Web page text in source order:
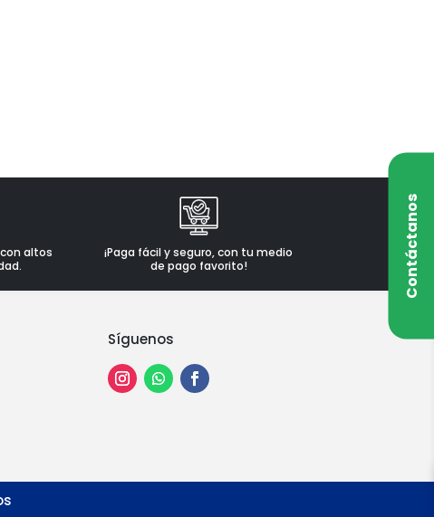
altos
¡Paga fácil y seguro, con tu medio
de pago favorito!
Contáctanos
Síguenos